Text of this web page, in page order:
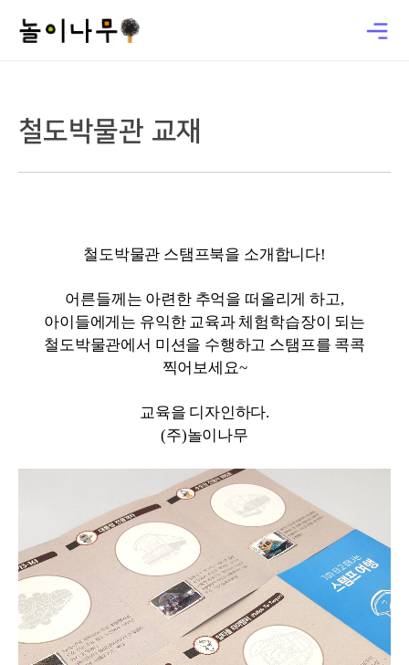
철도박물관 교재
철도박물관 스탬프북을 소개합니다!
어른들께는 아련한 추억을 떠올리게 하고,
아이들에게는 유익한 교육과 체험학습장이 되는
철도박물관에서 미션을 수행하고 스탬프를 콕콕
찍어보세요~
교육을 디자인하다.
(주)놀이나무